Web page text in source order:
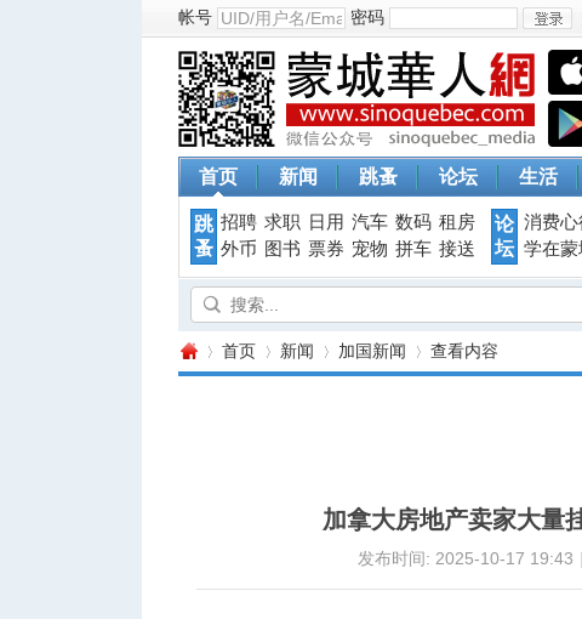
帐号 密码
登
录
首页 新闻 跳蚤 论坛 生活
跳
蚤
招聘 求职 日用 汽车 数码 租房
外币
图书 票券 宠物 拼车 接送
论
坛
消费心
学在蒙
首页 新闻 加国新闻 查看内容
加拿大房地产卖家大量
发布时间: 2025-10-17 19:43 |